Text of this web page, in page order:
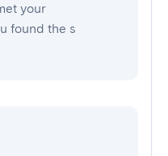
your
found the s